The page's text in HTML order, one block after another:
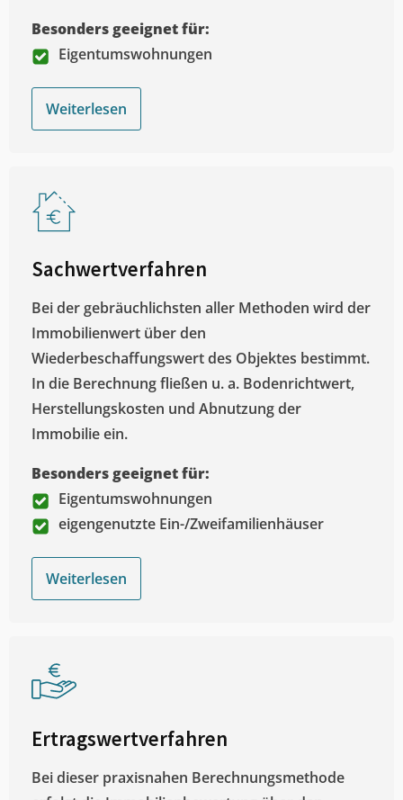
Besonders geeignet für:
Eigentumswohnungen
Weiterlesen
Sachwertverfahren
Bei der gebräuchlichsten aller Methoden wird der
Immobilienwert über den
Wiederbeschaffungswert des Objektes bestimmt.
In die Berechnung fließen u. a. Bodenrichtwert,
Herstellungskosten und Abnutzung der
Immobilie ein.
Besonders geeignet für:
Eigentumswohnungen
eigengenutzte Ein-/Zweifamilienhäuser
Weiterlesen
Ertragswertverfahren
Bei dieser praxisnahen Berechnungsmethode